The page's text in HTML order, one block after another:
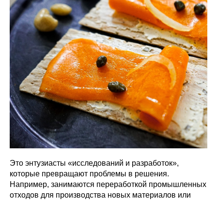
Это энтузиасты «исследований и разработок»,
которые превращают проблемы в решения.
Например, занимаются переработкой промышленных
отходов для производства новых материалов или